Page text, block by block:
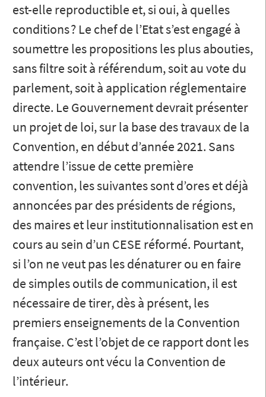
est-elle reproductible et, si oui, à quelles
conditions ? Le chef de l’Etat s’est engagé à
soumettre les propositions les plus abouties,
sans filtre soit à référendum, soit au vote du
parlement, soit à application réglementaire
directe. Le Gouvernement devrait présenter
un projet de loi, sur la base des travaux de la
Convention, en début d’année 2021. Sans
attendre l’issue de cette première
convention, les suivantes sont d’ores et déjà
annoncées par des présidents de régions,
des maires et leur institutionnalisation est en
cours au sein d’un CESE réformé. Pourtant,
si l’on ne veut pas les dénaturer ou en faire
de simples outils de communication, il est
nécessaire de tirer, dès à présent, les
premiers enseignements de la Convention
française. C’est l’objet de ce rapport dont les
deux auteurs ont vécu la Convention de
l’intérieur.